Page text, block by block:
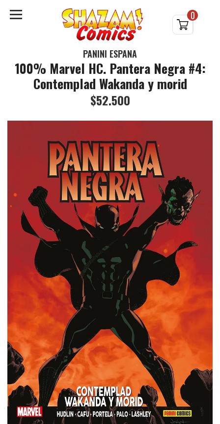
0
PANINI ESPAÑA
100% Marvel HC. Pantera Negra #4:
Contemplad Wakanda y morid
$52.500